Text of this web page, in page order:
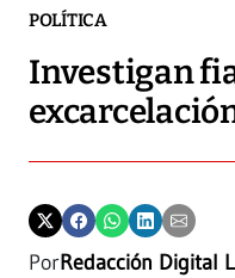
POLÍTICA
Investigan
PorRedacción Digital